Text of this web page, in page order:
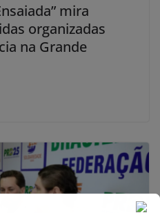
mira
organizadas
na Grande